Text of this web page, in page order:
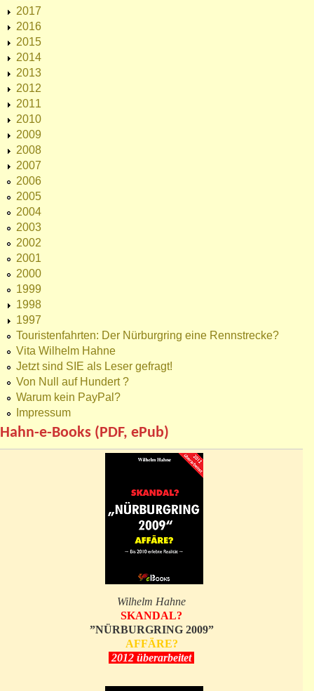
2017
2016
2015
2014
2013
2012
2011
2010
2009
2008
2007
2006
2005
2004
2003
2002
2001
2000
1999
1998
1997
Touristenfahrten: Der Nürburgring eine Rennstrecke?
Vita Wilhelm Hahne
Jetzt sind SIE als Leser gefragt!
Von Null auf Hundert ?
Warum kein PayPal?
Impressum
Hahn-e-Books (PDF, ePub)
Wilhelm Hahne
SKANDAL?
”NÜRBURGRING 2009”
AFFÄRE?
2012 überarbeitet